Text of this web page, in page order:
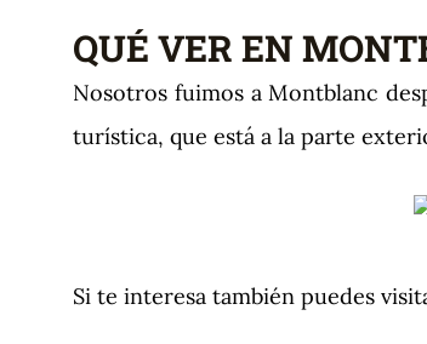
QUÉ VER EN
Nosotros fuimos a Montblanc
turística, que está a la parte
Si te interesa también puedes